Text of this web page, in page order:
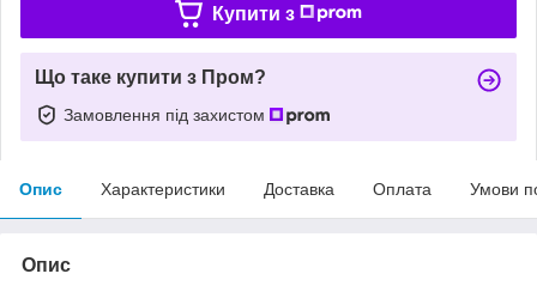
Купити з
Що таке купити з Пром?
Замовлення під захистом
Опис Характеристики Доставка Оплата Умови
Опис